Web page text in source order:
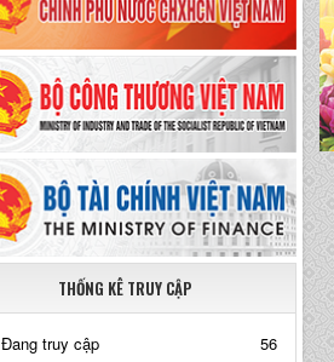
THỐNG KÊ TRUY CẬP
Đang truy cập 56